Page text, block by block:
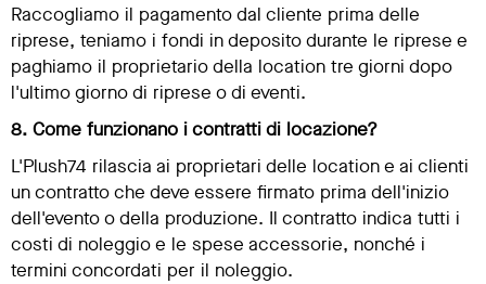
Raccogliamo il pagamento dal cliente prima delle
riprese, teniamo i fondi in deposito durante le riprese e
paghiamo il proprietario della location tre giorni dopo
l'ultimo giorno di riprese o di eventi.
8. Come funzionano i contratti di locazione?
L'Plush74 rilascia ai proprietari delle location e ai clienti
un contratto che deve essere firmato prima dell'inizio
dell'evento o della produzione. Il contratto indica tutti i
costi di noleggio e le spese accessorie, nonché i
termini concordati per il noleggio.